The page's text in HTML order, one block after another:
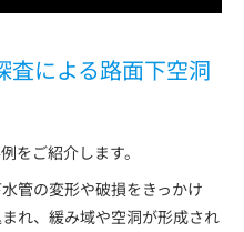
査による路面下空洞
をご紹介します。
管の変形や破損をきっかけ
れ、緩み域や空洞が形成され